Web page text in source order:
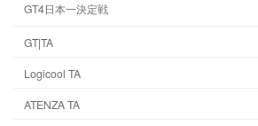
GT4日本一決定戦
GT|TA
Logicool TA
ATENZA TA